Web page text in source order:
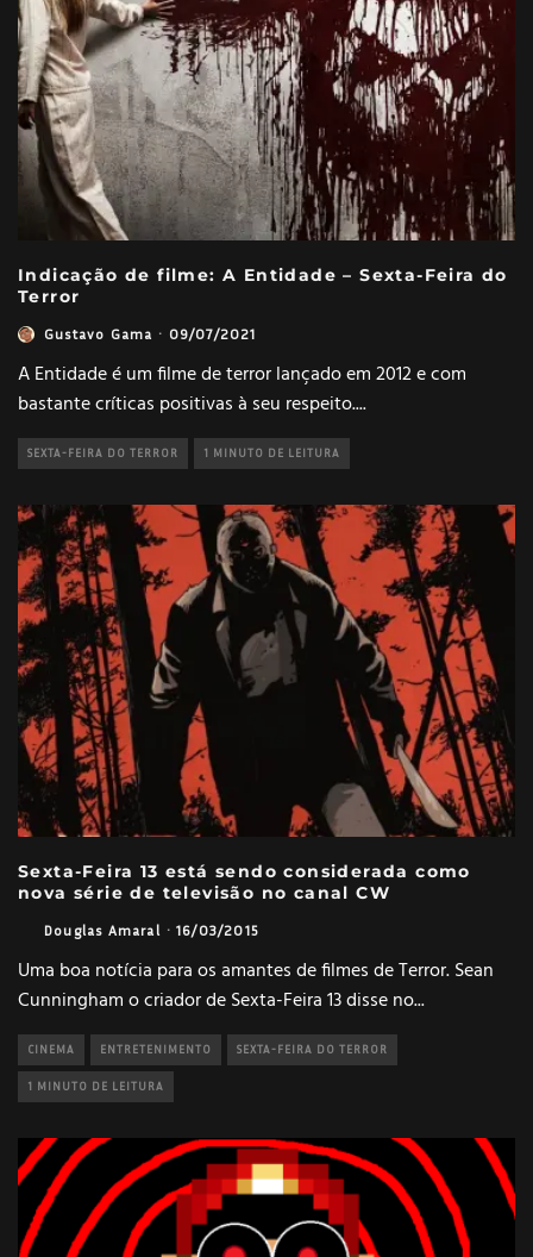
Indicação de filme: A Entidade – Sexta-Feira do
Terror
Gustavo Gama · 09/07/2021
A Entidade é um filme de terror lançado em 2012 e com
bastante críticas positivas à seu respeito....
SEXTA-FEIRA DO TERROR 1 MINUTO DE LEITURA
Sexta-Feira 13 está sendo considerada como
nova série de televisão no canal CW
Douglas Amaral · 16/03/2015
Uma boa notícia para os amantes de filmes de Terror. Sean
Cunningham o criador de Sexta-Feira 13 disse no...
CINEMA ENTRETENIMENTO SEXTA-FEIRA DO TERROR
1 MINUTO DE LEITURA